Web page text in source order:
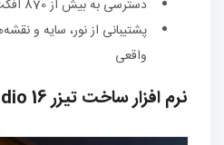
دسترسی به بیش از 870 افکت بصری برای لایه‌های کلیپ
پشتیبانی از نور، سایه و
واقعی
نرم افزار ساخت تیزر Fusion Studio 16